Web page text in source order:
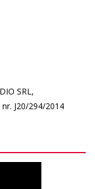
SRL,
J20/294/2014